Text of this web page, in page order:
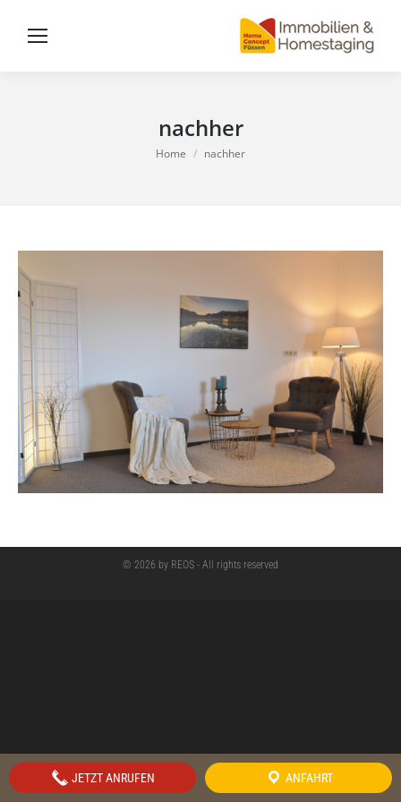
nachher
You are here:
Home nachher
© 2026 by REOS - All rights reserved
JETZT ANRUFEN ANFAHRT